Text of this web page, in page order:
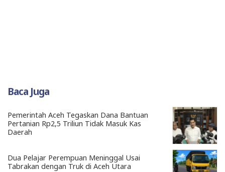
Baca Juga
Pemerintah Aceh Tegaskan Dana Bantuan
Pertanian Rp2,5 Triliun Tidak Masuk Kas
Daerah
Dua Pelajar Perempuan Meninggal Usai
Tabrakan dengan Truk di Aceh Utara